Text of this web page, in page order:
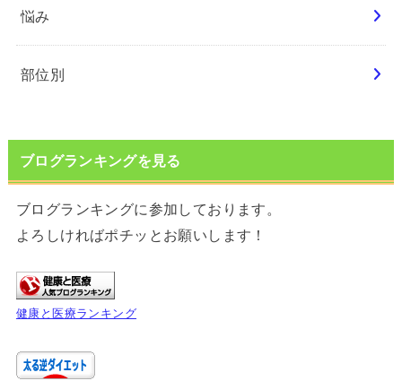
悩み
部位別
ブログランキングを見る
ブログランキングに参加しております。
よろしければポチッとお願いします！
健康と医療ランキング